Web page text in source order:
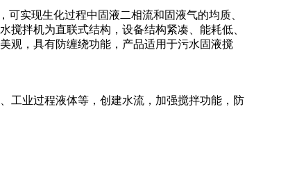
实现生化过程中固液二相流和固液气的均质、
拌机为直联式结构，设备结构紧凑、能耗低、
观，具有防缠绕功能，产品适用于污水固液搅
工业过程液体等，创建水流，加强搅拌功能，防